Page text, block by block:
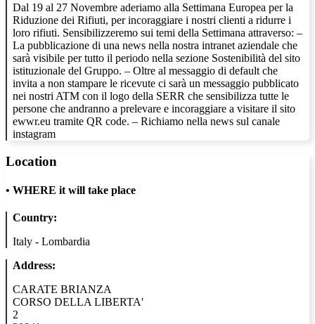
Dal 19 al 27 Novembre aderiamo alla Settimana Europea per la
Riduzione dei Rifiuti, per incoraggiare i nostri clienti a ridurre i
loro rifiuti. Sensibilizzeremo sui temi della Settimana attraverso: –
La pubblicazione di una news nella nostra intranet aziendale che
sarà visibile per tutto il periodo nella sezione Sostenibilità del sito
istituzionale del Gruppo. – Oltre al messaggio di default che
invita a non stampare le ricevute ci sarà un messaggio pubblicato
nei nostri ATM con il logo della SERR che sensibilizza tutte le
persone che andranno a prelevare e incoraggiare a visitare il sito
ewwr.eu tramite QR code. – Richiamo nella news sul canale
instagram
Location
• WHERE it will take place
Country:
Italy - Lombardia
Address:
CARATE BRIANZA
CORSO DELLA LIBERTA'
2